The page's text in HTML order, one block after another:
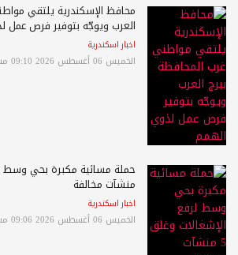
محافظ الإسكندرية يلتقي
العرب ويوجّه بتوفير فرص عمل
اخبار اسكندرية
الخميس 06 أغسطس 2026 09:10 مساءً
منشآت مخالفة
اخبار اسكندرية
الخميس 06 أغسطس 2026 09:06 مساءً